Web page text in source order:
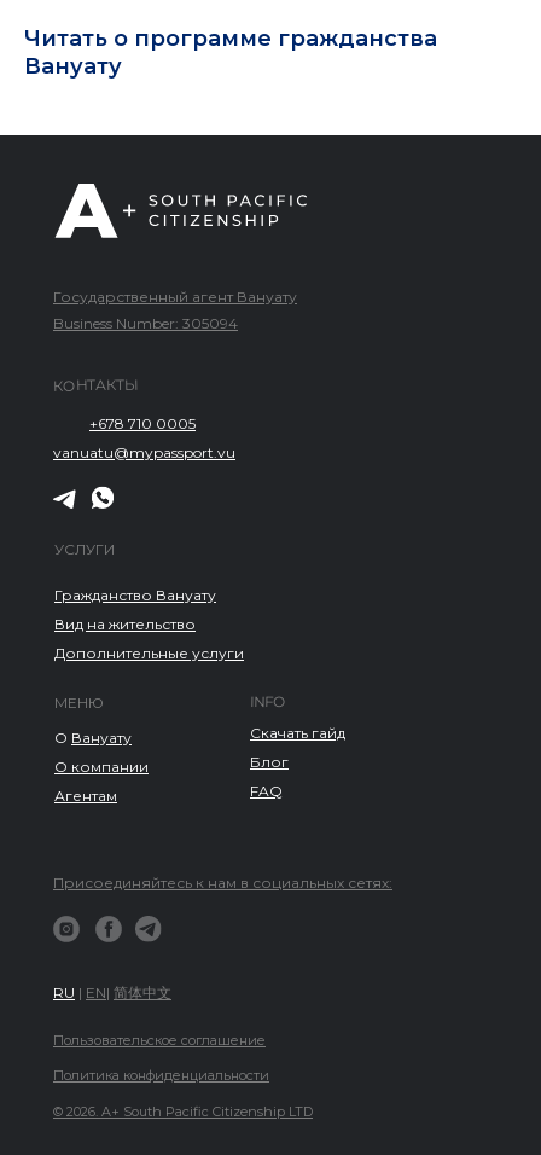
Читать о программе гражданства
Вануату
О Вануату
О компании
Агентам
МЕНЮ
Скачать гайд
Блог
FAQ
INFO
Политика конфиденциальности
Пользовательское соглашение
© 2026. A+ South Pacific Citizenship LTD
Государственный агент Вануату
Business Number: 305094
Присоединяйтесь к нам в социальных сетях:
+678 710 0005
vanuatu@mypassport.vu
КОНТАКТЫ
RU | EN| 简体中文
Гражданство Вануату
Вид на жительство
Дополнительные услуги
УСЛУГИ